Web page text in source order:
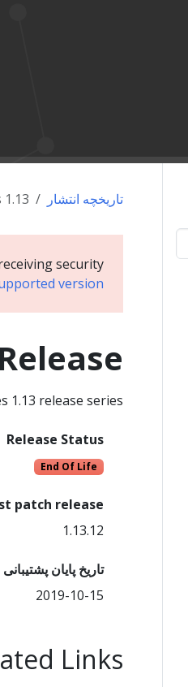
تاریخچه انتشار
security
version
release series.
Release Status
End Of Life
patch release
1.13.12
تاریخ پایان پشتیبانی
2019-10-15
Links